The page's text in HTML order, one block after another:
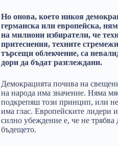
Но онова, което никоя
германска или европейска,
на милиони избиратели, че
притеснения, техните
търсещи облекчение, са
дори да бъдат разглеждани.
Демокрацията почива на
на народа има значение. Няма
подкрепяш този принцип, или
има глас. Европейските лидери
силно убеждение е, че не трябва
бъдещето.